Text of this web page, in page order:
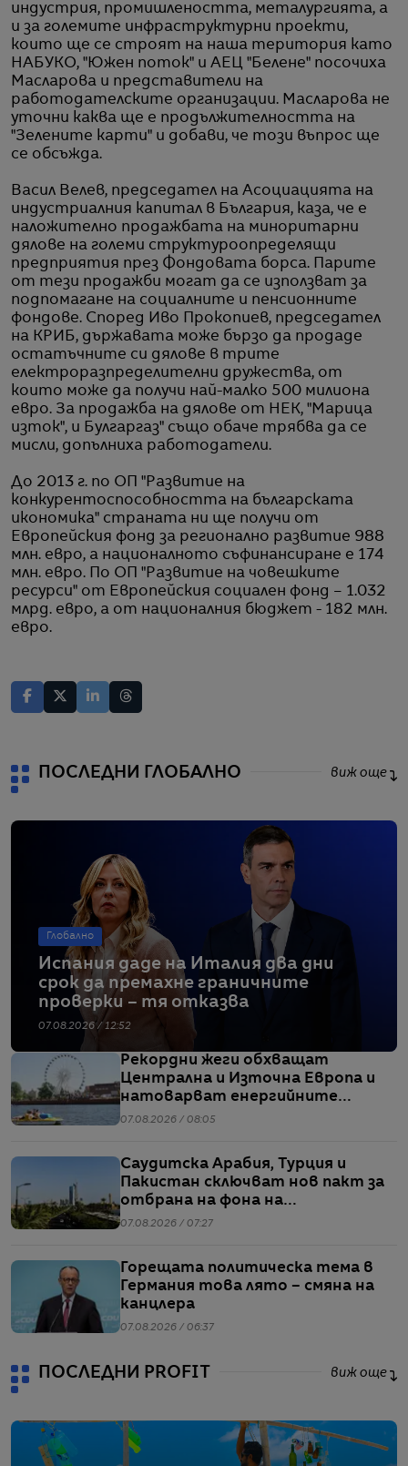
индустрия, промишлеността, металургията, а
и за големите инфраструктурни проекти,
които ще се строят на наша територия като
НАБУКО, "Южен поток" и АЕЦ "Белене" посочиха
Масларова и представители на
работодателските организации. Масларова не
уточни каква ще е продължителността на
"Зелените карти" и добави, че този въпрос ще
се обсъжда.
Васил Велев, председател на Асоциацията на
индустриалния капитал в България, каза, че е
наложително продажбата на миноритарни
дялове на големи структуроопределящи
предприятия през Фондовата борса. Парите
от тези продажби могат да се използват за
подпомагане на социалните и пенсионните
фондове. Според Иво Прокопиев, председател
на КРИБ, държавата може бързо да продаде
остатъчните си дялове в трите
електроразпределителни дружества, от
които може да получи най-малко 500 милиона
евро. За продажба на дялове от НЕК, "Марица
изток", и Булгаргаз" също обаче трябва да се
мисли, допълниха работодатели.
До 2013 г. по ОП "Развитие на
конкурентоспособността на българската
икономика" страната ни ще получи от
Европейския фонд за регионално развитие 988
млн. евро, а националното съфинансиране е 174
млн. евро. По ОП "Развитие на човешките
ресурси" от Европейския социален фонд – 1.032
млрд. евро, а от националния бюджет - 182 млн.
евро.
ПОСЛЕДНИ ГЛОБАЛНО виж още
Глобално
Испания даде на Италия два дни
срок да премахне граничните
проверки – тя отказва
07.08.2026 / 12:52
Рекордни жеги обхващат
Централна и Източна Европа и
натоварват енергийните
системи
07.08.2026 / 08:05
Саудитска Арабия, Турция и
Пакистан сключват нов пакт за
отбрана на фона на
напрежението между САЩ и Иран
07.08.2026 / 07:27
Горещата политическа тема в
Германия това лято – смяна на
канцлера
07.08.2026 / 06:37
ПОСЛЕДНИ PROFIT виж още